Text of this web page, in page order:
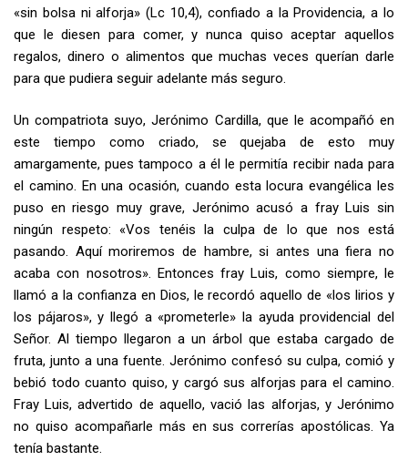
«sin bolsa ni alforja» (Lc 10,4), confiado a la Providencia, a lo
que le diesen para comer, y nunca quiso aceptar aquellos
regalos, dinero o alimentos que muchas veces querían darle
para que pudiera seguir adelante más seguro.
Un compatriota suyo, Jerónimo Cardilla, que le acompañó en
este tiempo como criado, se quejaba de esto muy
amargamente, pues tampoco a él le permitía recibir nada para
el camino. En una ocasión, cuando esta locura evangélica les
puso en riesgo muy grave, Jerónimo acusó a fray Luis sin
ningún respeto: «Vos tenéis la culpa de lo que nos está
pasando. Aquí moriremos de hambre, si antes una fiera no
acaba con nosotros». Entonces fray Luis, como siempre, le
llamó a la confianza en Dios, le recordó aquello de «los lirios y
los pájaros», y llegó a «prometerle» la ayuda providencial del
Señor. Al tiempo llegaron a un árbol que estaba cargado de
fruta, junto a una fuente. Jerónimo confesó su culpa, comió y
bebió todo cuanto quiso, y cargó sus alforjas para el camino.
Fray Luis, advertido de aquello, vació las alforjas, y Jerónimo
no quiso acompañarle más en sus correrías apostólicas. Ya
tenía bastante.